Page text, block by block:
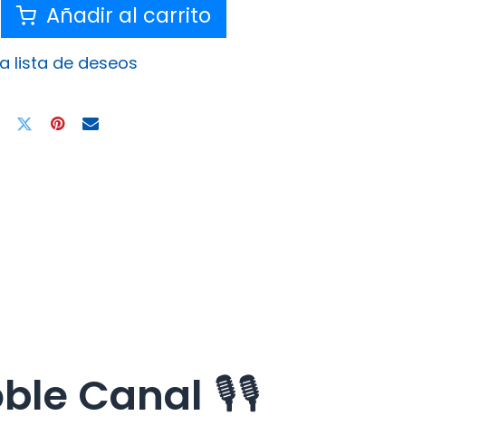
Añadir al carrito
lista de deseos
Canal 🎙️🎙️